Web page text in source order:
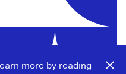
more by reading